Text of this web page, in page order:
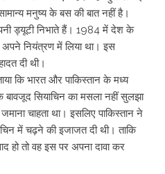
मनुष्य के बस की बात नहीं है।
ड्यूटी निभाते हैं। 1984 में देश के
नियंत्रण में लिया था। इस
दी थी।
कि भारत और पाकिस्तान के मध्य
सियाचिन का मसला नहीं सुलझा
चाहता था। इसलिए पाकिस्तान ने
में चढ़ने की इजाजत दी थी। ताकि
हो तो वह इस पर अपना दावा कर